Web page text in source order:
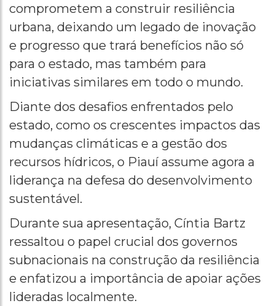
comprometem a construir resiliência
urbana, deixando um legado de inovação
e progresso que trará benefícios não só
para o estado, mas também para
iniciativas similares em todo o mundo.
Diante dos desafios enfrentados pelo
estado, como os crescentes impactos das
mudanças climáticas e a gestão dos
recursos hídricos, o Piauí assume agora a
liderança na defesa do desenvolvimento
sustentável.
Durante sua apresentação, Cíntia Bartz
ressaltou o papel crucial dos governos
subnacionais na construção da resiliência
e enfatizou a importância de apoiar ações
lideradas localmente.